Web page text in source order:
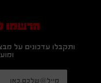
הרשמו
ותקבלו עדכונים על